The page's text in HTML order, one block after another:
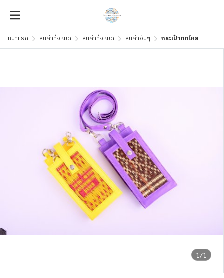
หน้าแรก สินค้าทั้งหมด สินค้าทั้งหมด สินค้าอื่นๆ กระเป๋ากกไหล
1/1